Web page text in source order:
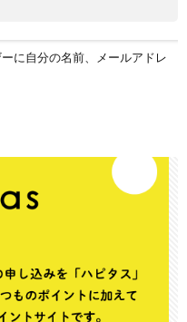
に自分の名前、メールアドレ